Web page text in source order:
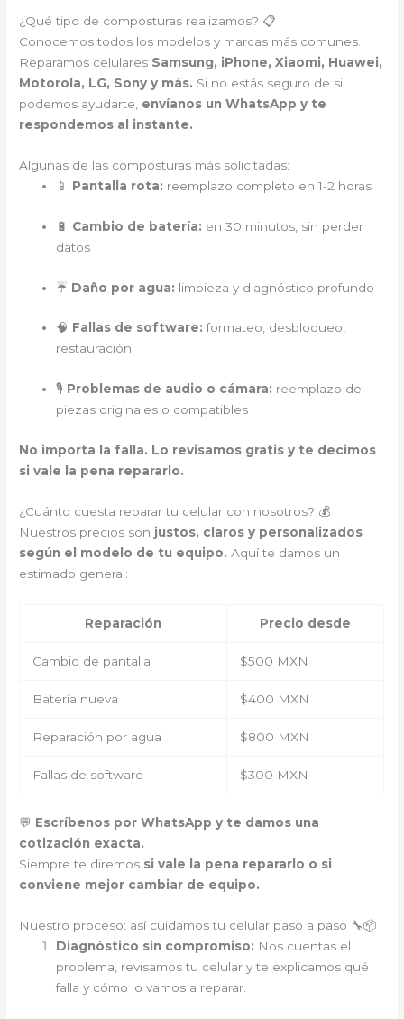
¿Qué tipo de composturas realizamos? 📋
Conocemos todos los modelos y marcas más comunes.
Reparamos celulares Samsung, iPhone, Xiaomi, Huawei,
Motorola, LG, Sony y más. Si no estás seguro de si
podemos ayudarte, envíanos un WhatsApp y te
respondemos al instante.
Algunas de las composturas más solicitadas:
📱 Pantalla rota: reemplazo completo en 1-2 horas
🔋 Cambio de batería: en 30 minutos, sin perder
datos
☔ Daño por agua: limpieza y diagnóstico profundo
🧠 Fallas de software: formateo, desbloqueo,
restauración
🎙️ Problemas de audio o cámara: reemplazo de
piezas originales o compatibles
No importa la falla. Lo revisamos gratis y te decimos
si vale la pena repararlo.
¿Cuánto cuesta reparar tu celular con nosotros? 💰
Nuestros precios son justos, claros y personalizados
según el modelo de tu equipo. Aquí te damos un
estimado general:
Reparación Precio desde
Cambio de pantalla $500 MXN
Batería nueva $400 MXN
Reparación por agua $800 MXN
Fallas de software $300 MXN
💬 Escríbenos por WhatsApp y te damos una
cotización exacta.
Siempre te diremos si vale la pena repararlo o si
conviene mejor cambiar de equipo.
Nuestro proceso: así cuidamos tu celular paso a paso 🔧📦
Diagnóstico sin compromiso: Nos cuentas el
problema, revisamos tu celular y te explicamos qué
falla y cómo lo vamos a reparar.